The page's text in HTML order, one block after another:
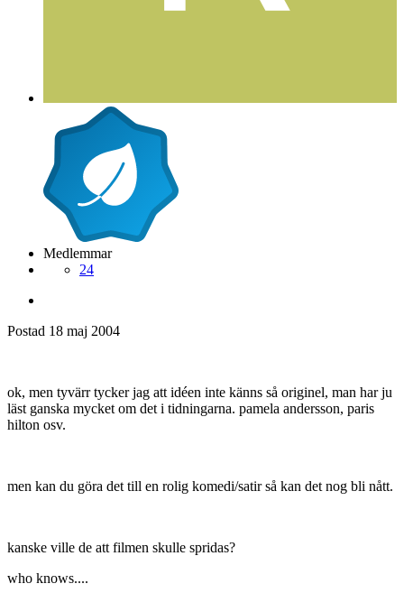
Medlemmar
24
Postad 18 maj 2004
ok, men tyvärr tycker jag att idéen inte känns så originel, man har ju
läst ganska mycket om det i tidningarna. pamela andersson, paris
hilton osv.
men kan du göra det till en rolig komedi/satir så kan det nog bli nått.
kanske ville de att filmen skulle spridas?
who knows....